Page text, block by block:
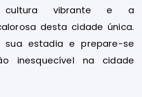
cultura vibrante e a
desta cidade única.
sua estadia e prepare-se
inesquecível na cidade